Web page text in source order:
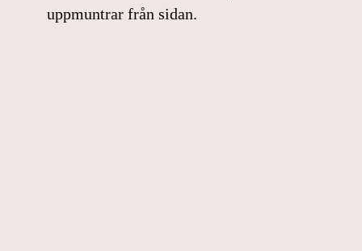
uppmuntrar från sidan.
anpassat
innehåll och